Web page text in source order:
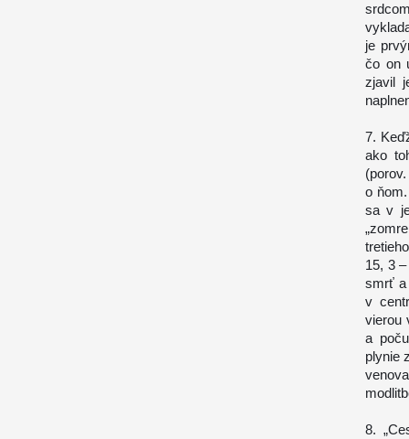
je
čo on
zjavil
7.
ako
o
sa v
15, 3
smrť a
v
vierou
a
plynie
8.